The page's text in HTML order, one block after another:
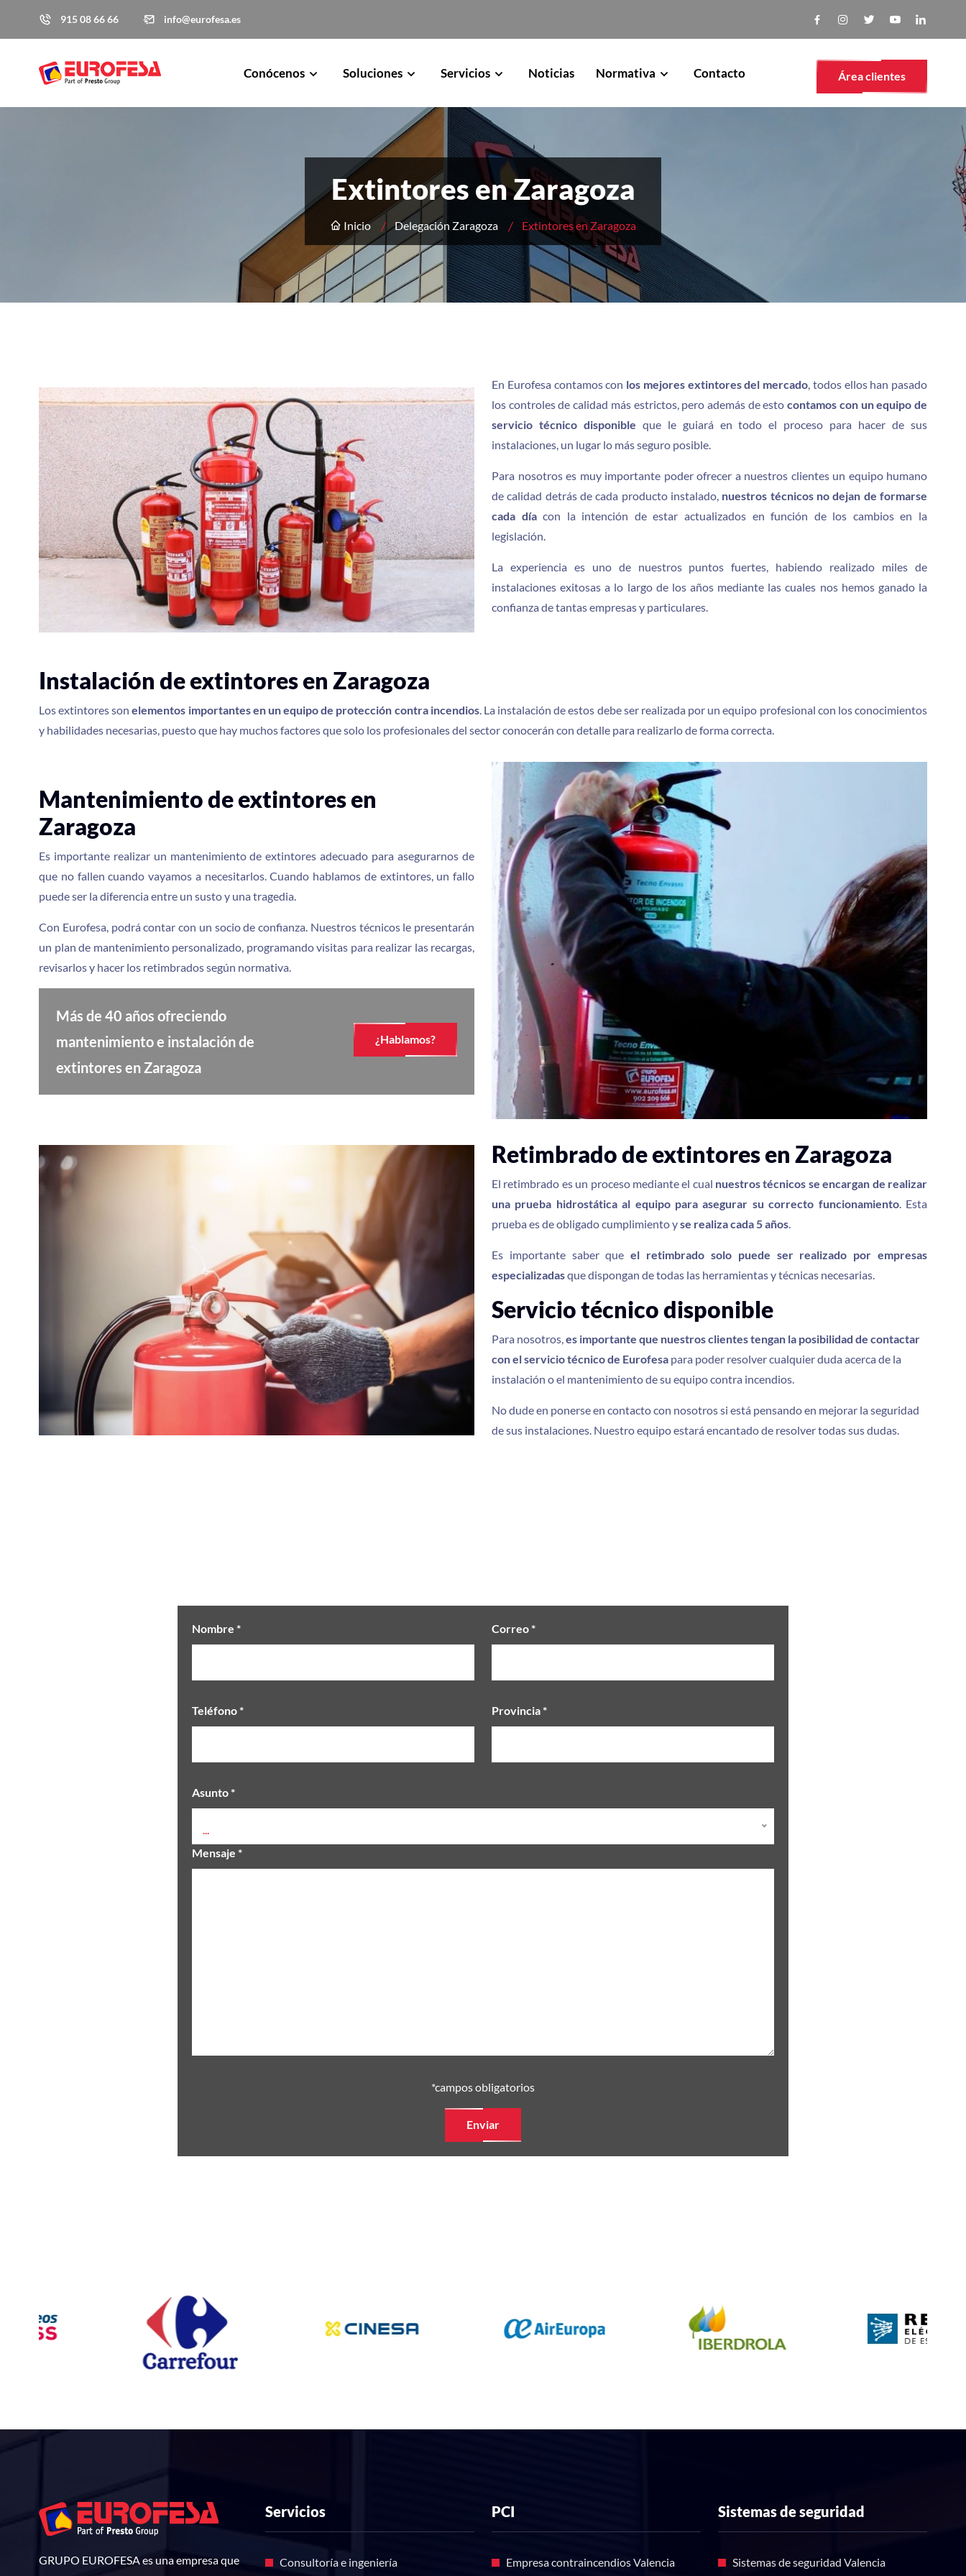
915 08 66 66 info@eurofesa.es
Conócenos Soluciones Servicios Noticias Normativa Contacto Área clientes
Extintores en Zaragoza
Inicio Delegación Zaragoza Extintores en Zaragoza
En Eurofesa contamos con los mejores extintores del mercado, todos ellos han pasado
los controles de calidad más estrictos, pero además de estocontamos con un equipo de
servicio técnico disponible que le guiará en todo el proceso para hacer de sus
instalaciones, un lugar lo más seguro posible.
Para nosotros es muy importante poder ofrecer a nuestros clientes un equipo humano
de calidad detrás de cada producto instalado, nuestros técnicos no dejan de formarse
cada díacon la intención de estar actualizados en función de los cambios en la
legislación.
La experiencia es uno de nuestros puntos fuertes, habiendo realizado miles de
instalaciones exitosas a lo largo de los años mediante las cuales nos hemos ganado la
confianza de tantas empresas y particulares.
Instalación de extintores en Zaragoza
Los extintores sonelementos importantes en un equipo de protección contra incendios. La instalación de estos debe ser realizada por un equipo profesional con los conocimientos
y habilidades necesarias, puesto que hay muchos factores que solo los profesionales del sector conocerán con detalle para realizarlo de forma correcta.
Mantenimiento de extintores en
Zaragoza
Es importante realizar un mantenimiento de extintores adecuado para asegurarnos de
que no fallen cuando vayamos a necesitarlos. Cuando hablamos de extintores, un fallo
puede ser la diferencia entre un susto y una tragedia.
Con Eurofesa, podrá contar con un socio de confianza. Nuestros técnicos le presentarán
un plan de mantenimiento personalizado, programando visitas para realizar las recargas,
revisarlos y hacer los retimbrados según normativa.
Más de 40 años ofreciendo
mantenimiento e instalación de
extintores en Zaragoza
¿Hablamos?
Retimbrado de extintores en Zaragoza
El retimbrado es un proceso mediante el cual nuestros técnicos se encargan de realizar
una prueba hidrostática al equipo para asegurar su correcto funcionamiento. Esta
prueba es de obligado cumplimiento yse realiza cada 5 años.
Es importante saber queel retimbrado solo puede ser realizado por empresas
especializadasque dispongan de todas las herramientas y técnicas necesarias.
Servicio técnico disponible
Para nosotros,es importante que nuestros clientes tengan la posibilidad de contactar
con el servicio técnico de Eurofesa para poder resolver cualquier duda acerca de la
instalación o el mantenimiento de su equipo contra incendios.
No dude en ponerse en contacto con nosotros si está pensando en mejorar la seguridad
de sus instalaciones. Nuestro equipo estará encantado de resolver todas sus dudas.
Nombre * Correo *
Teléfono * Provincia *
Asunto *
...
Mensaje *
*campos obligatorios
Enviar
GRUPO EUROFESA es una empresa que
Servicios
Consultoría e ingeniería
PCI
Empresa contraincendios Valencia
Sistemas de seguridad
Sistemas de seguridad Valencia